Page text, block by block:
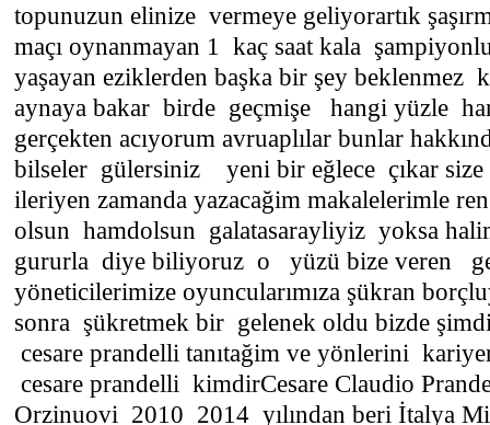
topunuzun elinize vermeye geliyorartık
maçı oynanmayan 1 kaç saat kala
yaşayan eziklerden başka bir şey beklenmez
aynaya bakar birde geçmişe hangi yüzle
gerçekten acıyorum avruaplılar bunlar
bilseler gülersiniz yeni bir eğlece çıkar size
ileriyen zamanda yazacağim makalelerimle
olsun hamdolsun galatasarayliyiz yoksa
gururla diye biliyoruz o yüzü bize veren
yöneticilerimize oyuncularımıza şükran
sonra şükretmek bir gelenek oldu bizde
cesare prandelli tanıtağim ve yönlerini
cesare prandelli kimdirCesare Claudio
Orzinuovi 2010 2014 yılından beri İtalya